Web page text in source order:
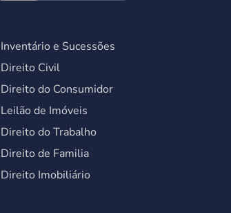
Inventário e Sucessões
Direito Civil
Direito do Consumidor
Leilão de Imóveis
Direito do Trabalho
Direito de Familia
Direito Imobiliário